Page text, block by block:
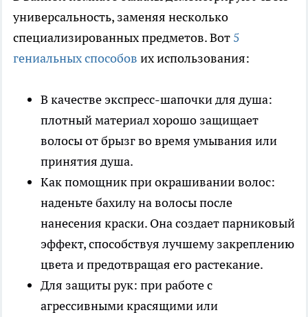
универсальность, заменяя несколько
специализированных предметов. Вот 5
гениальных способов их использования:
В качестве экспресс-шапочки для душа:
плотный материал хорошо защищает
волосы от брызг во время умывания или
принятия душа.
Как помощник при окрашивании волос:
наденьте бахилу на волосы после
нанесения краски. Она создает парниковый
эффект, способствуя лучшему закреплению
цвета и предотвращая его растекание.
Для защиты рук: при работе с
агрессивными красящими или